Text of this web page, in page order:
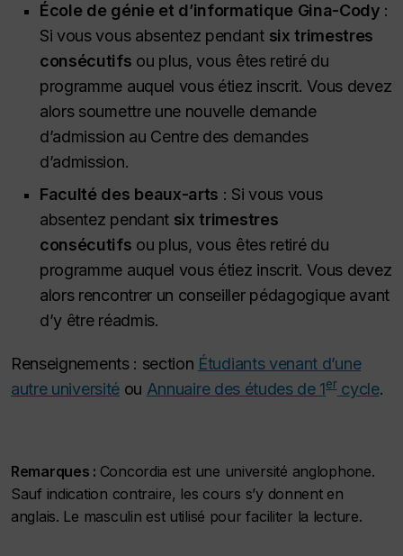
École de génie et d’informatique Gina-Cody :
Si vous vous absentez pendant six trimestres
consécutifs ou plus, vous êtes retiré du
programme auquel vous étiez inscrit. Vous devez
alors soumettre une nouvelle demande
d’admission au Centre des demandes
d’admission.
Faculté des beaux-arts : Si vous vous
absentez pendant six trimestres
consécutifs ou plus, vous êtes retiré du
programme auquel vous étiez inscrit. Vous devez
alors rencontrer un conseiller pédagogique avant
d’y être réadmis.
Renseignements : section Étudiants venant d’une
autre universitéou Annuaire des études de 1ercycle.
Remarques : Concordia est une université anglophone.
Sauf indication contraire, les cours s’y donnent en
anglais. Le masculin est utilisé pour faciliter la lecture.